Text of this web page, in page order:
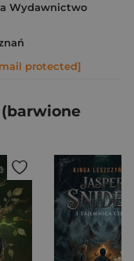
Wydawnictwo
protected]